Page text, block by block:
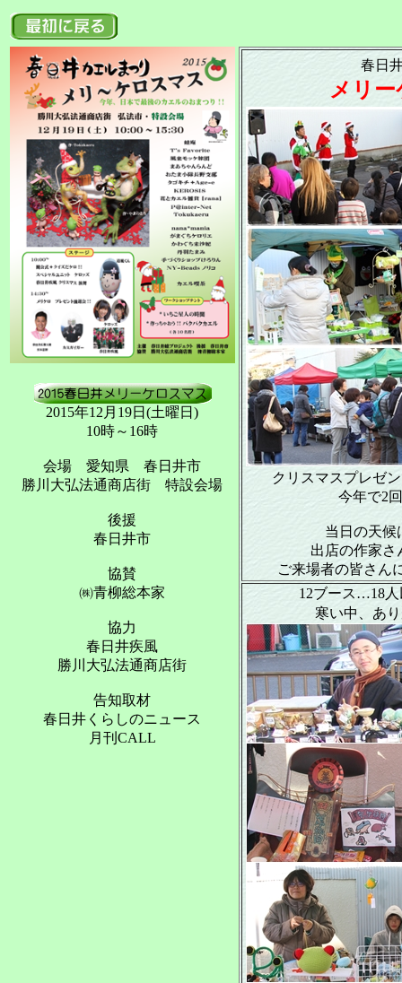
2015年12月19日(土曜日)
10時～16時
会場 愛知県 春日井市
勝川大弘法通商店街 特設会場
後援
春日井市
協賛
㈱青柳総本家
協力
春日井疾風
勝川大弘法通商店街
告知取材
春日井くらしのニュース
月刊CALL
春日
メリ
クリスマスプレゼ
今年で2
当日の天候
出店の作家
ご来場者の皆さん
12ブース…18
寒い中、あ